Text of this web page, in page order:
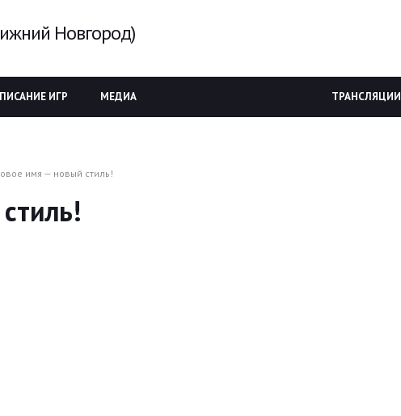
Новгород)
ИГР МЕДИА ТРАНСЛЯЦИИ
имя — новый стиль!